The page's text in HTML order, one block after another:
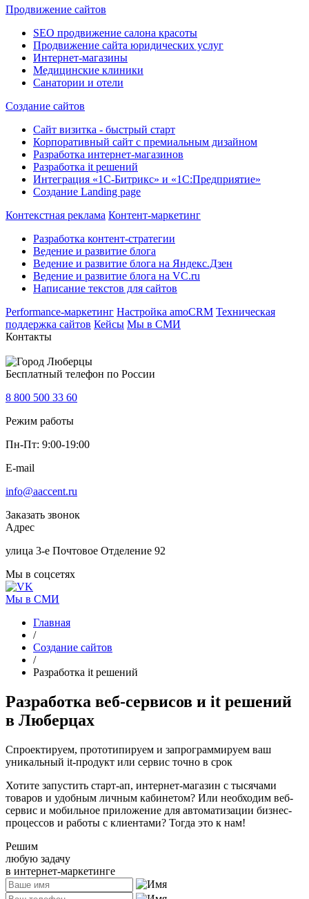
Продвижение сайтов
SEO продвижение салона красоты
Продвижение сайта юридических услуг
Интернет-магазины
Медицинские клиники
Санатории и отели
Создание сайтов
Сайт визитка - быстрый старт
Корпоративный сайт с премиальным дизайном
Разработка интернет-магазинов
Разработка it решений
Интеграция «1С-Битрикс» и «1С:Предприятие»
Создание Landing page
Контекстная реклама Контент-маркетинг
Разработка контент-стратегии
Ведение и развитие блога
Ведение и развитие блога на Яндекс.Дзен
Ведение и развитие блога на VC.ru
Написание текстов для сайтов
Performance-маркетинг Настройка amoCRM Техническая
поддержка сайтов Кейсы Мы в СМИ
Контакты
Люберцы
Бесплатный телефон по России
8 800 500 33 60
Режим работы
Пн-Пт: 9:00-19:00
E-mail
info@aaccent.ru
Заказать звонок
Адрес
улица 3-е Почтовое Отделение 92
Мы в соцсетях
Мы в СМИ
Главная
/
Создание сайтов
/
Разработка it решений
Разработка веб-сервисов и it решений
в Люберцах
Спроектируем, прототипируем и запрограммируем ваш
уникальный it-продукт или сервис точно в срок
Хотите запустить старт-ап, интернет-магазин с тысячами
товаров и удобным личным кабинетом? Или необходим веб-
сервис и мобильное приложение для автоматизации бизнес-
процессов и работы с клиентами? Тогда это к нам!
Решим
любую задачу
в интернет-маркетинге